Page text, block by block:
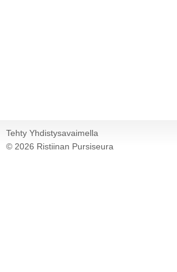
Tehty Yhdistysavaimella
© 2026 Ristiinan Pursiseura